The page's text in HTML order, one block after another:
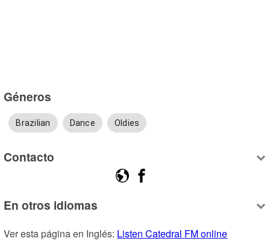
Géneros
Brazilian Dance Oldies
Contacto
En otros idiomas
Ver esta página en Inglés: Listen Catedral FM online